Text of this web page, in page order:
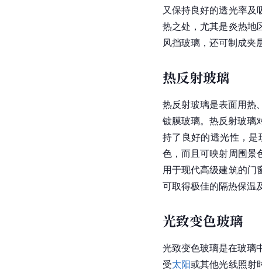
又保持良好的透光率及
热之处，尤其是炎热地
风挡玻璃，还可制成夹
热反射玻璃
热反射玻璃是表面用热
镀膜玻璃。热反射玻璃
持了良好的透光性，
色，而且可映射周围景
用于现代高级建筑的门
可取得极佳的隔热保温
光致变色玻璃
光致变色玻璃是在玻璃
受太阳或其他光线照射